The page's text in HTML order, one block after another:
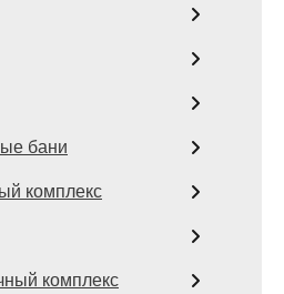
бани
комплекс
комплекс